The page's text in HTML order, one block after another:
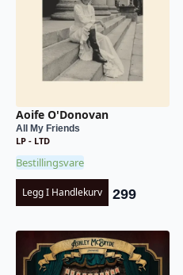
Aoife O'Donovan
All My Friends
LP - LTD
Bestillingsvare
Legg I Handlekurv 299